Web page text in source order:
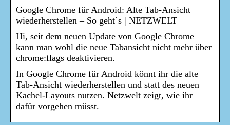
Google Chrome für Android: Alte Tab-Ansicht
wiederherstellen – So geht´s | NETZWELT
Hi, seit dem neuen Update von Google Chrome
kann man wohl die neue Tabansicht nicht mehr über
chrome:flags deaktivieren.
In Google Chrome für Android könnt ihr die alte
Tab-Ansicht wiederherstellen und statt des neuen
Kachel-Layouts nutzen. Netzwelt zeigt, wie ihr
dafür vorgehen müsst.